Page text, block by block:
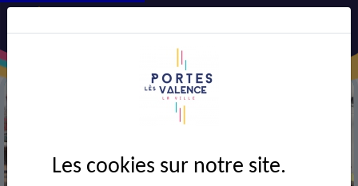
Les cookies sur notre site.